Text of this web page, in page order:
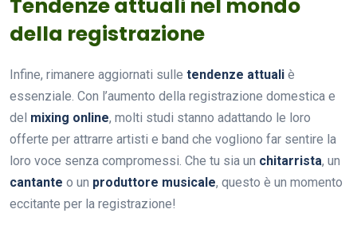
Tendenze attuali nel mondo
della registrazione
Infine, rimanere aggiornati sulle tendenze attuali è
essenziale. Con l’aumento della registrazione domestica e
del mixing online, molti studi stanno adattando le loro
offerte per attrarre artisti e band che vogliono far sentire la
loro voce senza compromessi. Che tu sia un chitarrista, un
cantante o un produttore musicale, questo è un momento
eccitante per la registrazione!